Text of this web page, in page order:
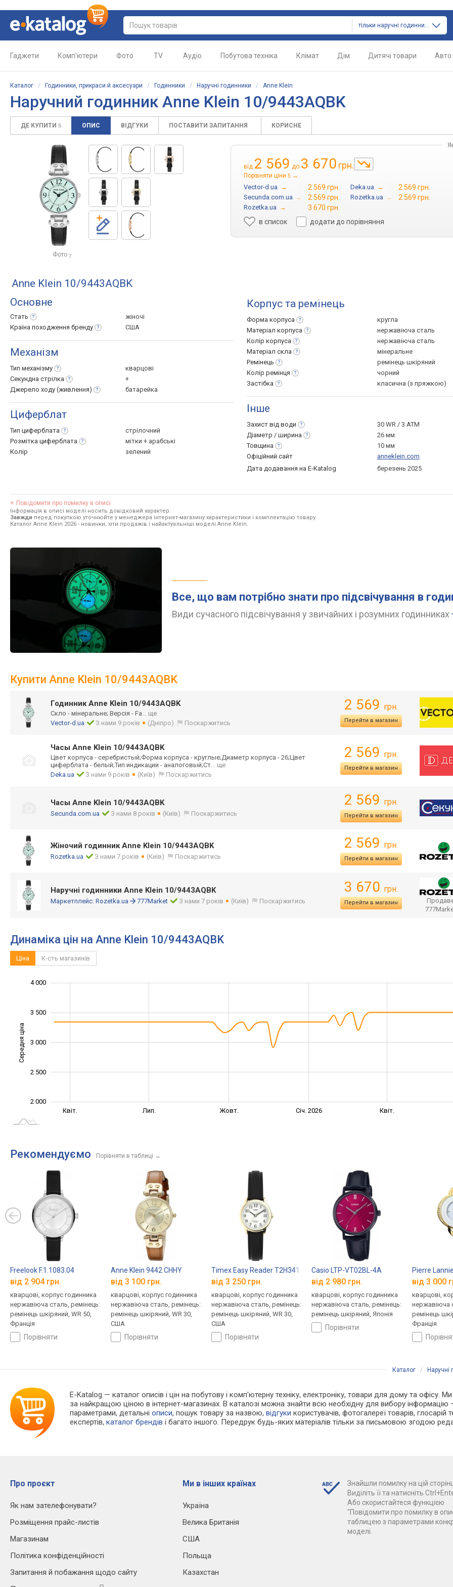
тільки наручні годинники
Гаджети Комп'ютери Фото TV Аудіо Побутова техніка Клімат Дім Дитячі товари Авто
Каталог / Годинники, прикраси й аксесуари / Годинники / Наручні годинники / Anne Klein
Наручний годинник Anne Klein 10/9443AQBK
ДЕ КУПИТИ 5 ОПИС ВІДГУКИ ПОСТАВИТИ ЗАПИТАННЯ КОРИСНЕ
Фото 7
від 2 569 до 3 670 грн.
Порівняти ціни 5 →
Vector-d.ua → 2 569 грн. Deka.ua → 2 569 грн.
Secunda.com.ua → 2 569 грн. Rozetka.ua → 2 569 грн.
Rozetka.ua →
3 670 грн.
в список
додати до порівняння
Anne Klein 10/9443AQBK
Основне
Стать
жіночі
Країна походження бренду США
Механізм
Тип механізму
кварцові
Секундна стрілка
+
Джерело ходу (живлення) батарейка
Циферблат
Тип циферблата
стрілочний
Розмітка циферблата
мітки + арабські
Колір
зелений
Корпус та ремінець
Форма корпуса
кругла
Матеріал корпуса
нержавіюча сталь
Колір корпуса
нержавіюча сталь
Матеріал скла
мінеральне
Ремінець
ремінець шкіряний
Колір ремінця
чорний
Застібка
класична (з пряжкою)
Інше
Захист від води
30 WR / 3 ATM
Діаметр / ширина
26 мм
Товщина
10 мм
Офіційний сайт
anneklein.com
Дата додавання на E-Katalog
березень 2025
Повідомити про помилку в описі
Інформація в описі моделі носить довідковий характер.
Завжди перед покупкою уточнюйте у менеджера інтернет-магазину характеристики і комплектацію товару
Каталог Anne Klein 2026 - новинки, хіти продажів і найактуальніші моделі Anne Klein.
Все, що вам потрібно знати про підсвічування в
Види сучасного підсвічування у звичайних і розумних годинниках
Купити Anne Klein 10/9443AQBK
Годинник Anne Klein 10/9443AQBK
Скло - мінеральне; Версія - Fa... ще
Vector-d.ua
З нами 9 років (Дніпро) Поскаржитись
2 569 грн.
Перейти в магазин
Часы Anne Klein 10/9443AQBK
Цвет корпуса - серебристый;Форма корпуса - круглые;Диаметр корпуса - 26;Цвет
циферблата - белый;Тип индикации - аналоговый;Ст... ще
Deka.ua
З нами 9 років (Київ) Поскаржитись
2 569 грн.
Перейти в магазин
Часы Anne Klein 10/9443AQBK
Secunda.com.ua З нами 8 років (Київ) Поскаржитись
2 569 грн.
Перейти в магазин
Жіночий годинник Anne Klein 10/9443AQBK
Rozetka.ua З нами 7 років (Київ) Поскаржитись
2 569 грн.
Перейти в магазин
Наручні годинники Anne Klein 10/9443AQBK
Маркетплейс: Rozetka.ua 777Market З нами 7 років (Київ) Поскаржитись
3 670 грн.
Перейти в магазин
Динаміка цін на Anne Klein 10/9443AQBK
Ціна К-сть магазинів
Середня ціна 2 400
2 000
3 000
4 000
3 500
2 500
Січ. 2025Квіт. Лип. Жовт. Січ. 2026 Квіт.
Рекомендуємо Порівняти в таблиці →
Freelook F.1.1083.04
від 2 904 грн.
кварцові, корпус годинника
нержавіюча сталь, ремінець:
ремінець шкіряний, WR 50,
Франція
порівняти
Anne Klein 9442 CHHY
від 3 100 грн.
кварцові, корпус годинника
нержавіюча сталь, ремінець:
ремінець шкіряний, WR 30,
США
порівняти
Timex Easy Reader T2H341
від 3 250 грн.
кварцові, корпус годинника
нержавіюча сталь, ремінець:
ремінець шкіряний, WR 30,
США
порівняти
Casio LTP-VT02BL-4A
від 2 980 грн.
кварцові, корпус годинника
нержавіюча сталь, ремінець:
ремінець шкіряний, Японія
порівняти
Pierre
від 3 000
кварцові,
нержавіюча
ремінець
Франція
Каталог / Наручні
E-Katalog — каталог описів і цін на побутову і комп'ютерну техніку, електроніку, товари для дому та офісу.
за найкращою ціною в інтернет-магазинах. В каталозі можна знайти всю необхідну для вибору
параметрами, детальніописи, пошук товару за назвою,відгуки користувачів, фотогалереї товарів, глосарій
експертів,каталог брендів і багато іншого. Передрук будь-яких матеріалів тільки за письмовою згодою
Про проєкт
Як нам зателефонувати?
Розміщення прайс-листів
Магазинам
Політика конфіденційності
Запитання й побажання щодо сайту
Ми в інших країнах
Україна
Велика Британія
США
Польща
Казахстан
Знайшли помилку на цій
Виділіть її та натисніть
Або скористайтеся функцією
"Повідомити про помилку в
таблицею з параметрами
моделі.